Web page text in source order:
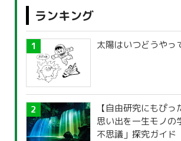
ランキング
太陽はいつどうやっ
【自由研究にもぴ
思い出を一生モノの
不思議」探究ガイド